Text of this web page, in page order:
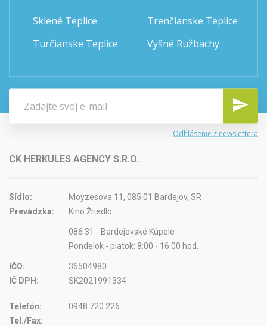
Sklené Teplice
Turčianske Teplice
Trenčianske Teplice
Vyšné Ružbachy
Odhlásenie z newslettera
CK HERKULES AGENCY S.R.O.
Sídlo:
Moyzesova 11, 085 01 Bardejov, SR
Prevádzka:
Kino Žriedlo
086 31 - Bardejovské Kúpele
Pondelok - piatok: 8:00 - 16:00 hod.
IČO:
36504980
IČ DPH:
SK2021991334
Telefón:
0948 720 226
Tel./Fax: